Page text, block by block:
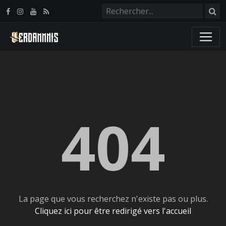
404
La page que vous recherchez n'existe pas ou plus.
Cliquez ici pour être redirigé vers l'accueil
Panneau de gestion des cookies